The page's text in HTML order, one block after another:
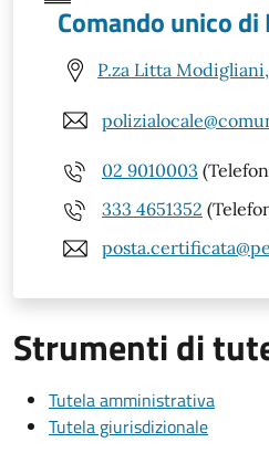
Comando unico di
P.za Litta
02 9010003
333 4651352
Strumenti di
Tutela amministrativa
Tutela giurisdizionale